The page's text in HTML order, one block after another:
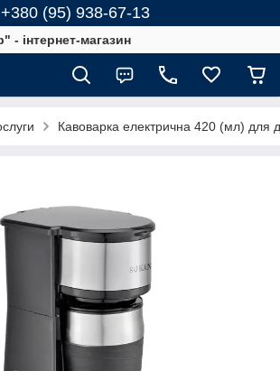
+380 (95) 938-67-13
- інтернет-магазин
Кавоварка електрична 420 (мл) для